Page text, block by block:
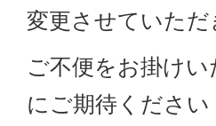
変更させていただ
ご不便をお掛け
にご期待ください